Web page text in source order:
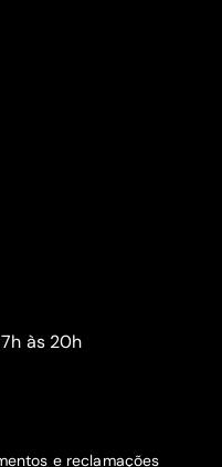
às 20h
e reclamações